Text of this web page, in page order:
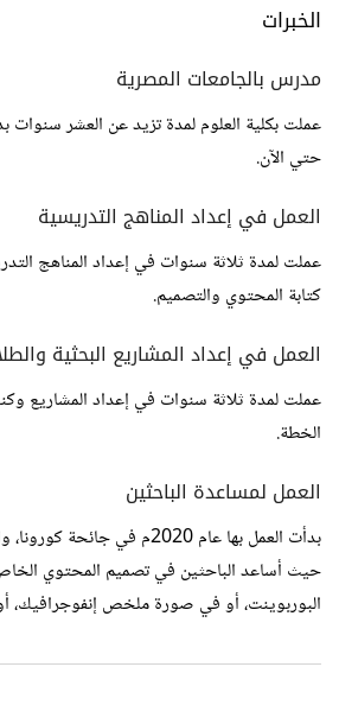
الخبرات
مدرس بالجامعات المصرية
حتي الآن.
العمل في إعداد المناهج التدريسية
عملت لمدة ثلاثة سنوات في إعداد المناهج
كتابة المحتوي والتصميم.
العمل في إعداد المشاريع البحثية
عملت لمدة ثلاثة سنوات في إعداد المشاريع
الخطة.
العمل لمساعدة الباحثين
بدأت العمل بها عام 2020م في
حيث أساعد الباحثين في تصميم المحتوي
البوربوينت، أو في صورة ملخص